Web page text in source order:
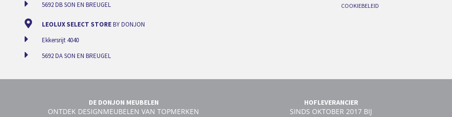
5692 DB SON EN BREUGEL
LEOLUX SELECT STOREBY DONJON
Ekkersrijt 4040
5692 DA SON EN BREUGEL
COOKIEBELEID
DE DONJON MEUBELEN
ONTDEK DESIGNMEUBELEN VAN TOPMERKEN
HOFLEVERANCIER
SINDS OKTOBER 2017 BIJ